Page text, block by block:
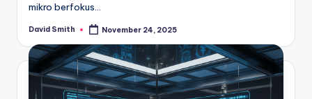
mikro berfokus…
Posted
David Smith November 24, 2025